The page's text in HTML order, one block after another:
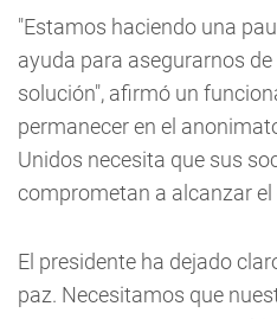
"Estamos haciendo una
ayuda para asegurarnos
solución", afirmó un
permanecer en el
Unidos necesita que sus
comprometan a alcanzar el
El presidente ha dejado
paz. Necesitamos que